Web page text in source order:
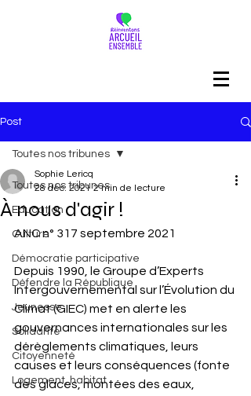
Post
Toutes nos tribunes
Education
Culture
Démocratie participative
Défendre la République
Jeunesse
Solidarité
Citoyenneté
Logement, habitat
Toutes nos tribunes
À nous d'agir !
Sophie Lericq
28 déc. 2021 2 min de lecture
ANC n° 317 septembre 2021
Depuis 1990, le Groupe d’Experts
Intergouvernemental sur l’Évolution du
Climat (GIEC) met en alerte les
gouvernances internationales sur les
dérèglements climatiques, leurs
causes et leurs conséquences (fonte
des glaces, montées des eaux,